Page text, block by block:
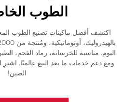
الطوب
اكتشف أفضل ماكينات تصنيع الطوب
اليوم. مناسبة للخرسانة، رماد الفحم،
ومع دعم خدمات ما بعد البيع عالميًا.
الصين!